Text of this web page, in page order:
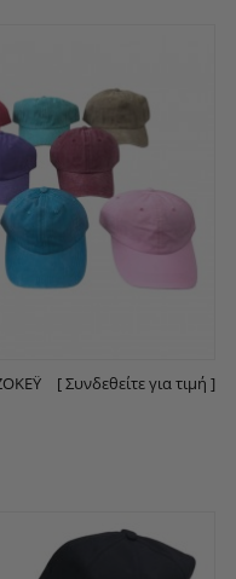
[ Συνδεθείτε για τιμή ]